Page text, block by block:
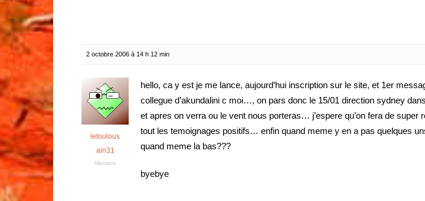
2 octobre 2006 à 14 h 12 min
letoulous
ain31
Membre
hello, ca y est je me lance, aujourd’hui inscription sur le site, et 1er
collegue d’akundalini c moi…, on pars donc le 15/01 direction sydney
et apres on verra ou le vent nous porteras… j’espere qu’on fera de super
tout les temoignages positifs… enfin quand meme y en a pas quelques
quand meme la bas???
byebye